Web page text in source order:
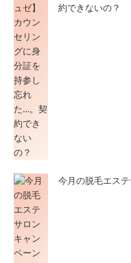
約できないの？
今月の脱毛エス